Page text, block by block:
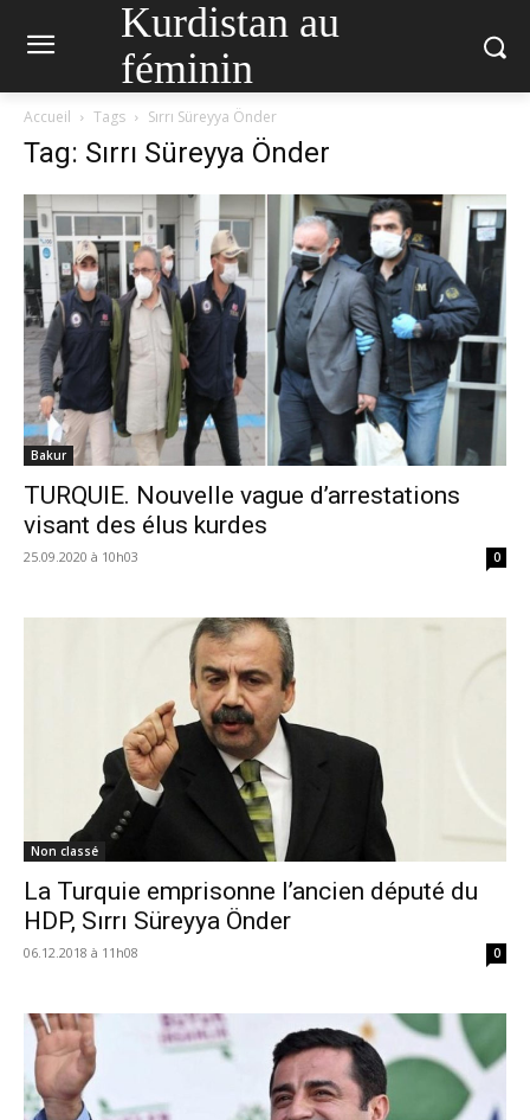
Kurdistan au
féminin
Accueil Tags Sırrı Süreyya Önder
Tag: Sırrı Süreyya Önder
Bakur
TURQUIE. Nouvelle vague d’arrestations
visant des élus kurdes
25.09.2020 à 10h03 0
Non classé
La Turquie emprisonne l’ancien député du
HDP, Sırrı Süreyya Önder
06.12.2018 à 11h08 0